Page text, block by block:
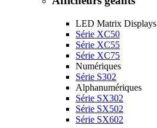
LED Matrix Displays
Série XC50
Série XC55
Série XC75
Numériques
Série S302
Alphanumériques
Série SX302
Série SX502
Série SX602